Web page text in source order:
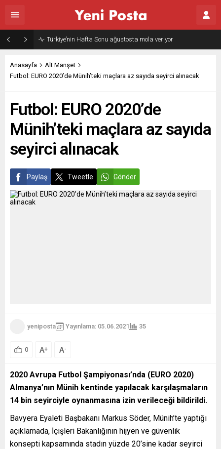
Türkiye’nin Hafta Sonu ağustosta mola veriyor
Anasayfa
Alt Manşet
Futbol: EURO 2020’de Münih’teki maçlara az sayıda seyirci alınacak
Futbol: EURO 2020’de
Münih’teki maçlara az sayıda
seyirci alınacak
Paylaş Tweetle Gönder
yeniposta Yayınlama: 05.06.2021 35
0 A+ A-
2020 Avrupa Futbol Şampiyonası’nda (EURO 2020)
Almanya’nın Münih kentinde yapılacak karşılaşmaların
14 bin seyirciyle oynanmasına izin verileceği bildirildi.
Bavyera Eyaleti Başbakanı Markus Söder, Münih’te yaptığı
açıklamada, İçişleri Bakanlığının hijyen ve güvenlik
konsepti kapsamında stadın yüzde 20’sine kadar seyirci